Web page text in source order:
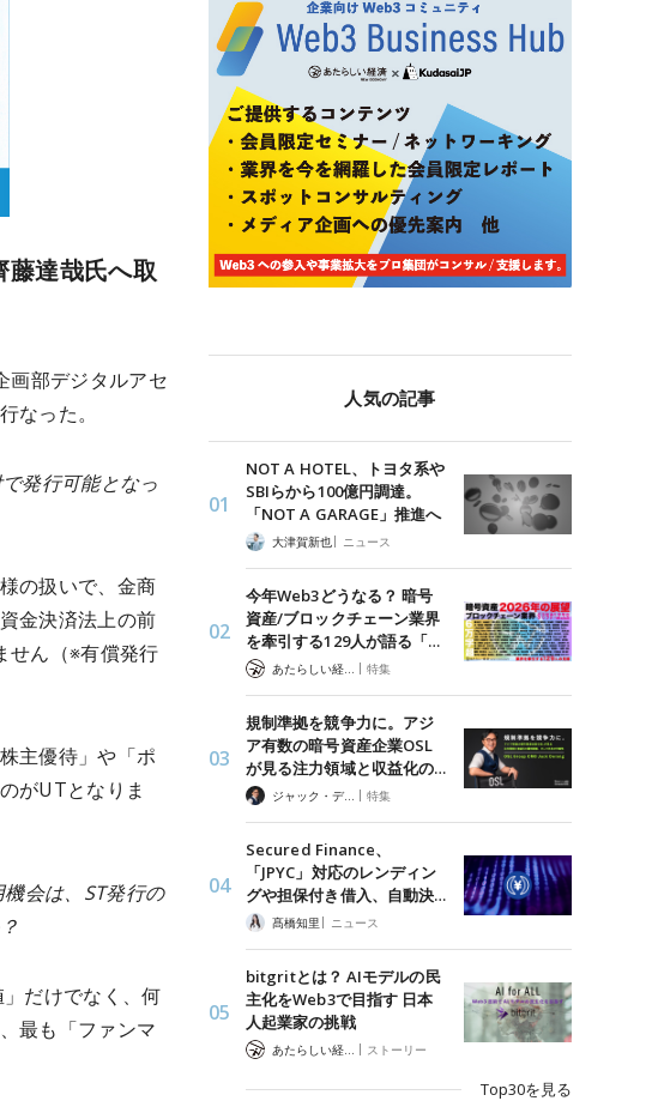
藤達哉氏へ取
画部デジタルアセ
なった。
発行可能となっ
の扱いで、金商
金決済法上の前
せん（※有償発行
主優待」や「ポ
がUTとなりま
会は、ST発行の
だけでなく、何
最も「ファンマ
人気の記事
NOT A HOTEL、トヨタ系や
SBIらから100億円調達。
「NOT A GARAGE」推進へ
大津賀新也| ニュース
今年Web3どうなる？ 暗号
資産/ブロックチェーン業界
を牽引する129人が語る「…
| 特集
規制準拠を競争力に。アジ
ア有数の暗号資産企業OSL
が見る注力領域と収益化の…
ジャック・デロン（Jack Derong） | 特集
Secured Finance、
「JPYC」対応のレンディン
グや担保付き借入、自動決…
髙橋知里 | ニュース
bitgritとは？ AIモデルの民
主化をWeb3で目指す 日本
人起業家の挑戦
| ストーリー
Top30を見る